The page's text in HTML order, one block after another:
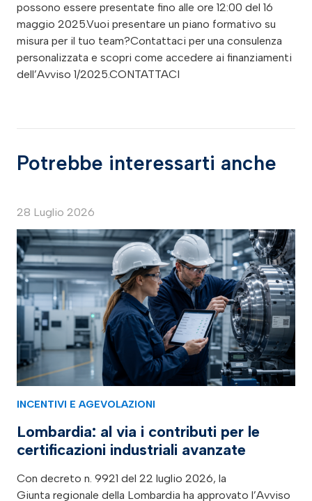
possono essere presentate fino alle ore 12:00 del 16
maggio 2025.Vuoi presentare un piano formativo su
misura per il tuo team?Contattaci per una consulenza
personalizzata e scopri come accedere ai finanziamenti
dell’Avviso 1/2025.CONTATTACI
Potrebbe interessarti anche
28 Luglio 2026
INCENTIVI E AGEVOLAZIONI
Lombardia: al via i contributi per le
certificazioni industriali avanzate
Con decreto n. 9921 del 22 luglio 2026, la
Giunta regionale della Lombardia ha approvato l’Avviso